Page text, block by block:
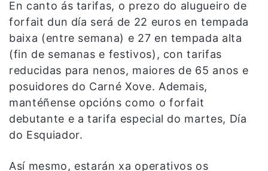
En canto ás tarifas, o prezo do alugueiro de
forfait dun día será de 22 euros en tempada
baixa (entre semana) e 27 en tempada alta
(fin de semanas e festivos), con tarifas
reducidas para nenos, maiores de 65 anos e
posuidores do Carné Xove. Ademais,
mantéñense opcións como o forfait
debutante e a tarifa especial do martes, Día
do Esquiador.
Así mesmo, estarán xa operativos os